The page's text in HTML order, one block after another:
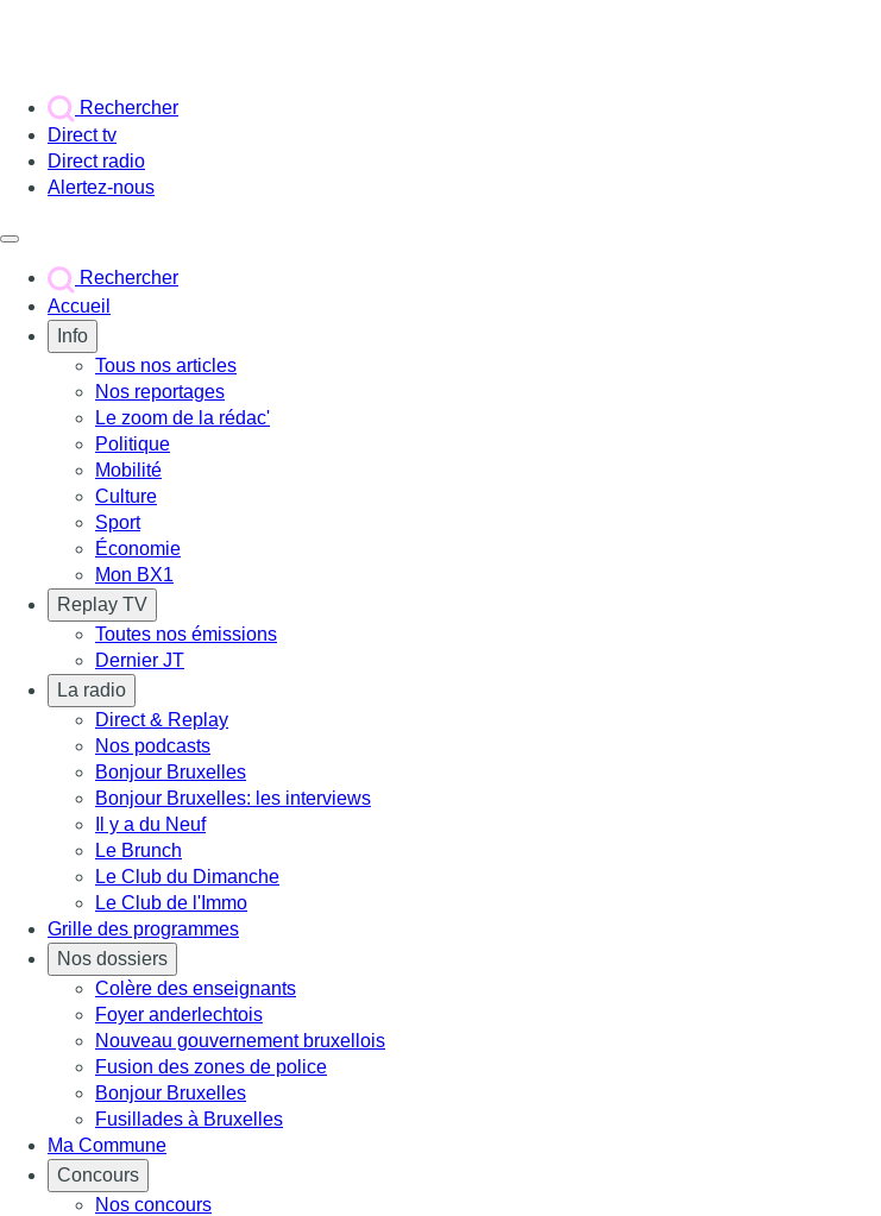
Rechercher
Direct tv
Direct radio
Alertez-nous
Rechercher
Accueil
Info
Tous nos articles
Nos reportages
Le zoom de la rédac'
Politique
Mobilité
Culture
Sport
Économie
Mon BX1
Replay TV
Toutes nos émissions
Dernier JT
La radio
Direct & Replay
Nos podcasts
Bonjour Bruxelles
Bonjour Bruxelles: les interviews
Il y a du Neuf
Le Brunch
Le Club du Dimanche
Le Club de l'Immo
Grille des programmes
Nos dossiers
Colère des enseignants
Foyer anderlechtois
Nouveau gouvernement bruxellois
Fusion des zones de police
Bonjour Bruxelles
Fusillades à Bruxelles
Ma Commune
Concours
Nos concours